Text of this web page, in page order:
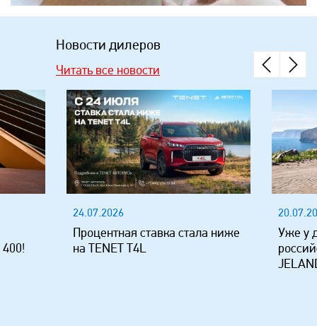
Новости дилеров
Читать все новости
24.07.2026
Процентная ставка стала ниже
на TENET T4L
Уже у